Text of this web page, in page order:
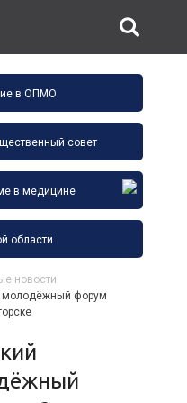
в ОПМО
совет
в медицине
области
новости
молодёжный форум